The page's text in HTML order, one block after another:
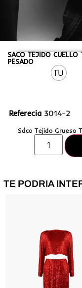
SACO TEJIDO CUELLO
PESADO
Referecia 3014-2
,
Saco Tejido Grueso
Talla
TU
TE PODRIA